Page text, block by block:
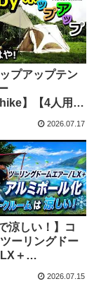
プアップテン
】【4人用】
2026.07.17
涼しい！】コ
ーリングドー
＋
バーシブルフ
2026.07.15